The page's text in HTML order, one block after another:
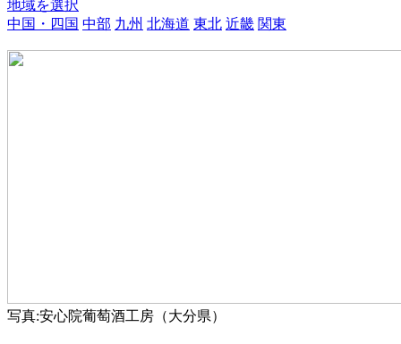
地域を選択
中国・四国 中部 九州 北海道 東北 近畿 関東
写真:安心院葡萄酒工房（大分県）